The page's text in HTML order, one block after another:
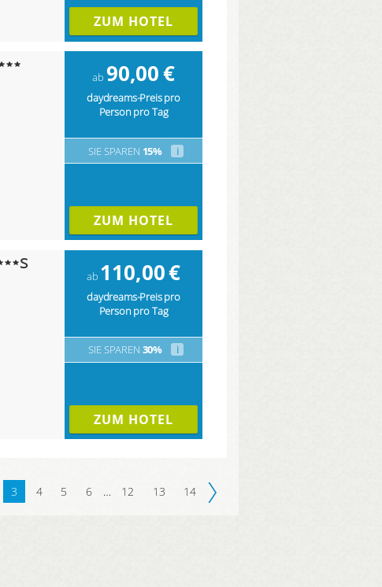
ZUM HOTEL
ab 90,00€
daydreams-Preis pro
Person pro Tag
SIE SPAREN 15% i
ZUM HOTEL
s
ab 110,00€
daydreams-Preis pro
Person pro Tag
SIE SPAREN 30% i
ZUM HOTEL
3 4 5 6 … 12 13 14